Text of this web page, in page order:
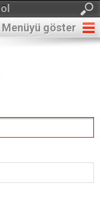
Menüyü göster